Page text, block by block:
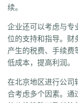
续。
企业还可以考虑与专
位的支持和指导。财
产生的税费、手续费
低成本，提高利润。
在北京地区进行公司
合考虑多个因素。通